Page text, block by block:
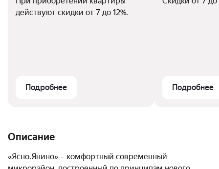
действуют скидки от 7 до 12%.
Подробнее Подробнее
Описание
«Ясно.Янино» – комфортный современный